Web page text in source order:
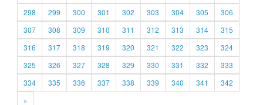
298
299 300 301 302 303 304 305
306
307
308 309 310 311 312 313 314
315
316
317 318 319 320 321 322 323
324
325
326 327 328 329 330 331 332
333
334
335 336 337 338 339 340 341
342
»